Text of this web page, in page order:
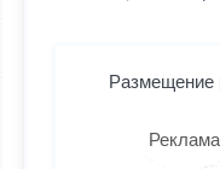
Размещение